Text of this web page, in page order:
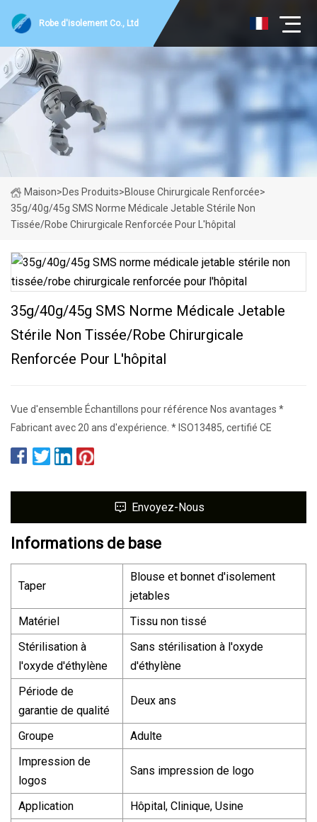
Robe d'isolement Co., Ltd
Maison>Des Produits>Blouse Chirurgicale Renforcée>
35g/40g/45g SMS Norme Médicale Jetable Stérile Non
Tissée/robe Chirurgicale Renforcée Pour L'hôpital
35g/40g/45g SMS Norme Médicale Jetable
Stérile Non Tissée/robe Chirurgicale
Renforcée Pour L'hôpital
Vue d'ensemble Échantillons pour référence Nos avantages *
Fabricant avec 20 ans d'expérience. * ISO13485, certifié CE
Envoyez-Nous
Informations de base
Taper
Blouse et bonnet d'isolement
jetables
Matériel
Tissu non tissé
Stérilisation à
l'oxyde d'éthylène
Sans stérilisation à l'oxyde
d'éthylène
Période de
garantie de qualité
Deux ans
Groupe
Adulte
Impression de
logos
Sans impression de logo
Application Hôpital, Clinique, Usine